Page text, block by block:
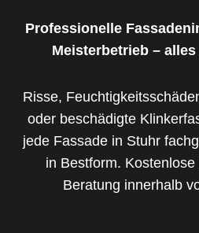
Professionelle
Meisterbetrieb –
Risse,
oder beschädigte
jede Fassade in Stuhr
in Bestform.
Beratung innerhalb